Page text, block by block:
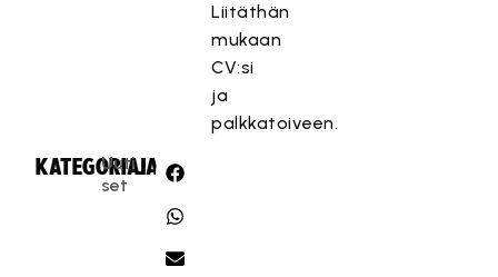
Liitäthän
mukaan
CV:si
ja
palkkatoiveen.
KATEGORIA:
Uuti
set
JAA: